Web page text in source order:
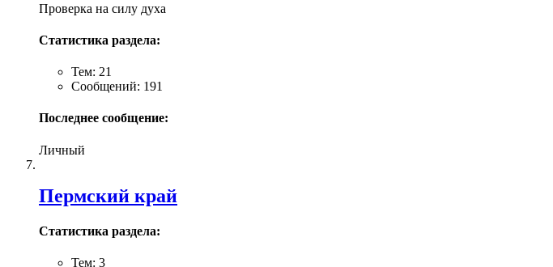
Проверка на силу духа
Статистика раздела:
Тем: 21
Сообщений: 191
Последнее сообщение:
Личный
Пермский край
Статистика раздела:
Тем: 3